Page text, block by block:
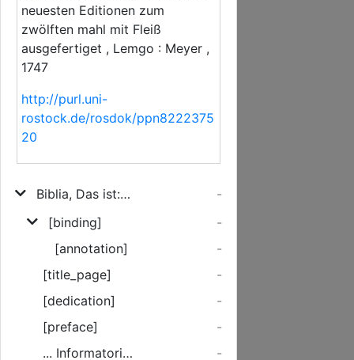
neuesten Editionen zum
zwölften mahl mit Fleiß
ausgefertiget , Lemgo : Meyer ,
1747
http://purl.uni-
rostock.de/rosdok/ppn8222375
20
Biblia, Das ist: Die ganze Heilige Schrift Alten und Neuen Testaments
-
[binding]
-
[annotation]
-
[title_page]
-
[dedication]
-
[preface]
-
... Informatorium Biblicum, Oder etliche Erinnerungs-Puncten, Vor Lesung der Heil. Schrift, ...
-